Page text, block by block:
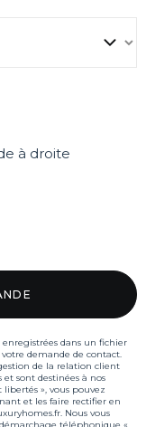
à droite
dans un fichier
demande de contact.
de la relation client
sont destinées à nos
», vous pouvez
et les faire rectifier en
Nous vous